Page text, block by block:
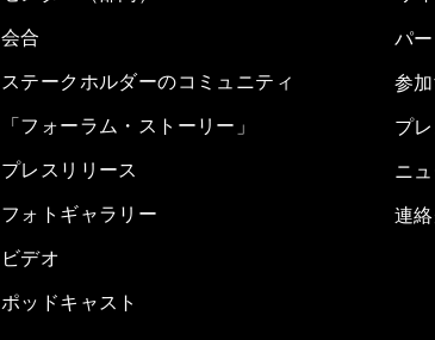
会合
ステークホルダーのコミュニティ
「フォーラム・ストーリー」
プレスリリース
フォトギャラリー
ビデオ
ポッドキャスト
パ
参
プ
ニ
連